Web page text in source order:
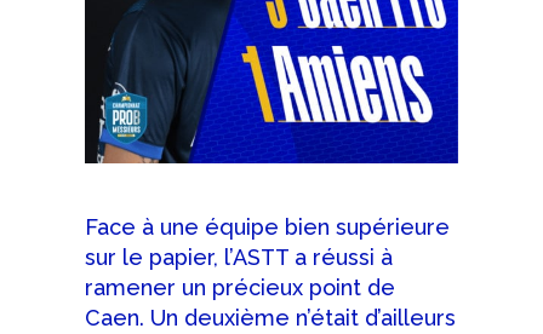
Face à une équipe bien supérieure
sur le papier, l’ASTT a réussi à
ramener un précieux point de
Caen. Un deuxième n’était d’ailleurs